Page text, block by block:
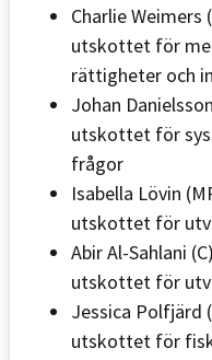
Charlie Weimers
utskottet för
rättigheter och
Johan
utskottet för
frågor
Isabella Lövin
utskottet för
Abir Al-Sahlani
utskottet för
Jessica Polfjärd
utskottet för